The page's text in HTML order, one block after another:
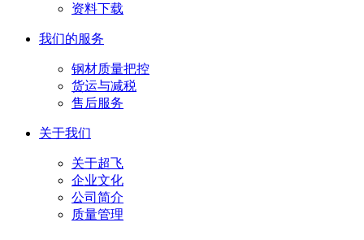
资料下载
我们的服务
钢材质量把控
货运与减税
售后服务
关于我们
关于超飞
企业文化
公司简介
质量管理